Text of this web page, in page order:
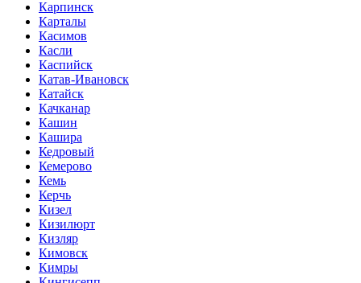
Карпинск
Карталы
Касимов
Касли
Каспийск
Катав-Ивановск
Катайск
Качканар
Кашин
Кашира
Кедровый
Кемерово
Кемь
Керчь
Кизел
Кизилюрт
Кизляр
Кимовск
Кимры